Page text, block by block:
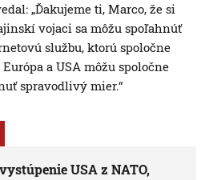
„Ďakujeme ti, Marco, že si
vojaci sa môžu spoľahnúť
službu, ktorú spoločne
a USA môžu spoločne
spravodlivý mier.“
USA z NATO,